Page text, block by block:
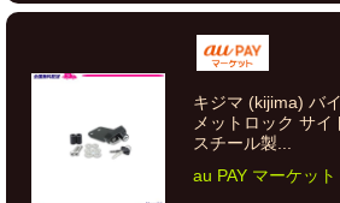
キジマ (kijima) バ
メットロック サ
スチール製...
au PAY マーケット